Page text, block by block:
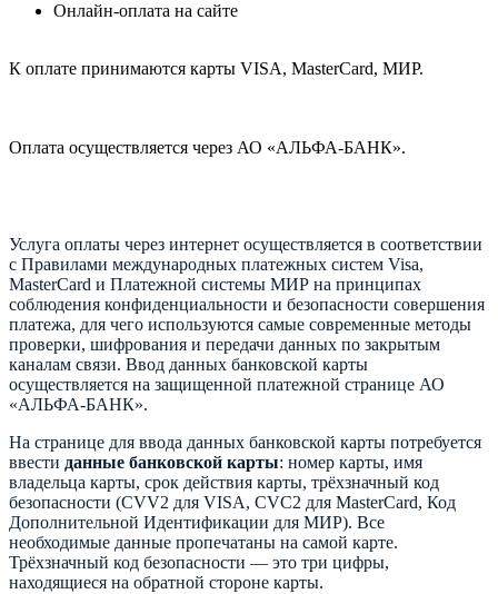
Онлайн-оплата на сайте
К оплате принимаются карты VISA, MasterCard, МИР.
Оплата осуществляется через АО «АЛЬФА-БАНК».
Услуга оплаты через интернет осуществляется в соответствии
с Правилами международных платежных систем Visa,
MasterCard и Платежной системы МИР на принципах
соблюдения конфиденциальности и безопасности совершения
платежа, для чего используются самые современные методы
проверки, шифрования и передачи данных по закрытым
каналам связи. Ввод данных банковской карты
осуществляется на защищенной платежной странице АО
«АЛЬФА-БАНК».
На странице для ввода данных банковской карты потребуется
ввести данные банковской карты: номер карты, имя
владельца карты, срок действия карты, трёхзначный код
безопасности (CVV2 для VISA, CVC2 для MasterCard, Код
Дополнительной Идентификации для МИР). Все
необходимые данные пропечатаны на самой карте.
Трёхзначный код безопасности — это три цифры,
находящиеся на обратной стороне карты.